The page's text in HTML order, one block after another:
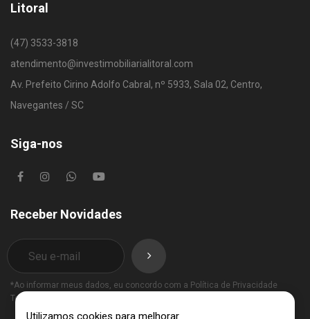
Litoral
(47) 3533-3818
atendimento@investimobiliarialitoral.com
Av. Prefeito Cirino Adolfo Cabral, nº 5933, Sala 02, Centro,
Navegantes / SC
Siga-nos
Receber Novidades
*Ao informar meus dados, eu concordo com a Política de Privacidade
Termos de Uso
Utilizamos cookies para melhorar